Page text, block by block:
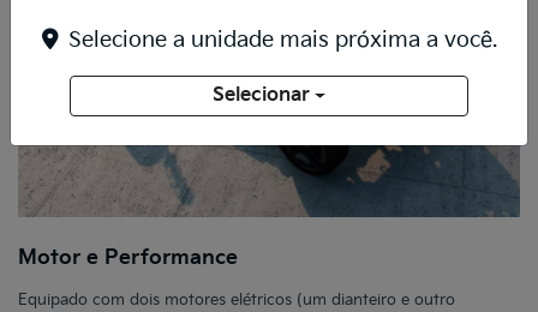
Motor e Performance
Equipado com dois motores elétricos (um dianteiro e outro
Selecione a unidade mais próxima a você.
Selecionar